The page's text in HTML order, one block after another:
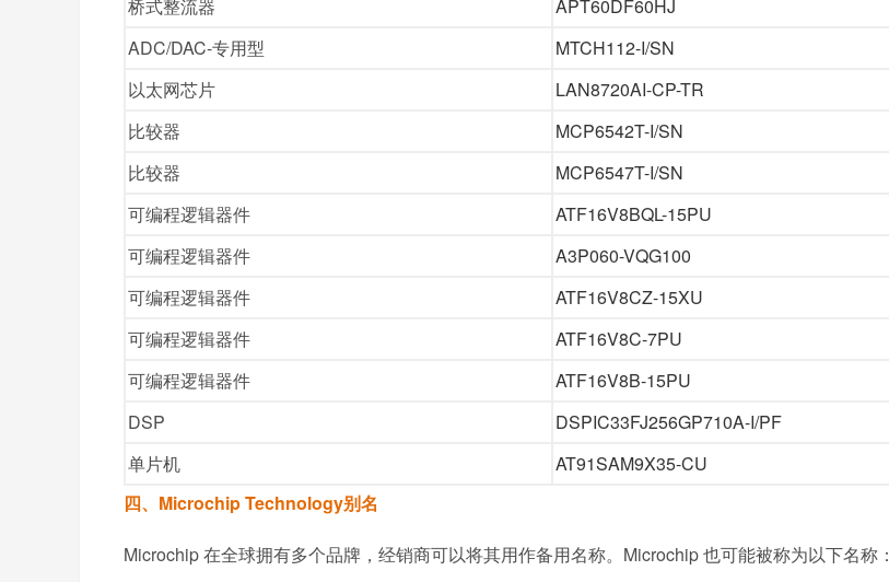
桥式整流器
APT60DF60HJ
ADC/DAC-专用型
MTCH112-I/SN
以太网芯片
LAN8720AI-CP-TR
比较器
MCP6542T-I/SN
比较器
MCP6547T-I/SN
可编程逻辑器件
ATF16V8BQL-15PU
可编程逻辑器件
A3P060-VQG100
可编程逻辑器件
ATF16V8CZ-15XU
可编程逻辑器件
ATF16V8C-7PU
可编程逻辑器件
ATF16V8B-15PU
DSP
DSPIC33FJ256GP710A-I/PF
单片机
AT91SAM9X35-CU
四、Microchip Technology别名
Microchip 在全球拥有多个品牌，经销商可以将其用作备用名称。Microchip 也可能被称为以下名称：